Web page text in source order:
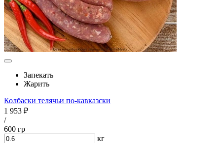
Запекать
Жарить
Колбаски телячьи по-кавказски
1 953 ₽
/
600 гр
кг